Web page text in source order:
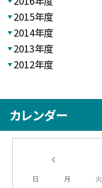
2015年度
2014年度
2013年度
2012年度
カレンダー
日 月 火